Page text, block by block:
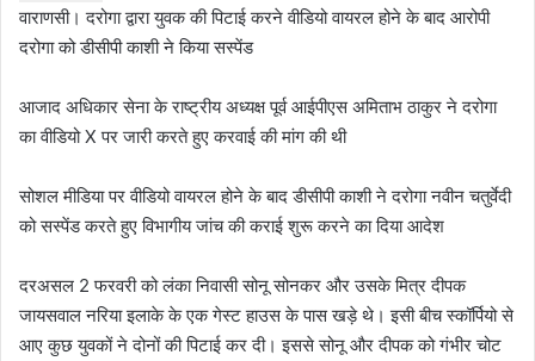
वाराणसी। दरोगा द्वारा युवक की पिटाई करने वीडियो वायरल होने के बाद आरोपी
दरोगा को डीसीपी काशी ने किया सस्पेंड
आजाद अधिकार सेना के राष्ट्रीय अध्यक्ष पूर्व आईपीएस अमिताभ ठाकुर ने दरोगा
का वीडियो X पर जारी करते हुए करवाई की मांग की थी
सोशल मीडिया पर वीडियो वायरल होने के बाद डीसीपी काशी ने दरोगा नवीन चतुर्वेदी
को सस्पेंड करते हुए विभागीय जांच की कराई शुरू करने का दिया आदेश
दरअसल 2 फरवरी को लंका निवासी सोनू सोनकर और उसके मित्र दीपक
जायसवाल नरिया इलाके के एक गेस्ट हाउस के पास खड़े थे। इसी बीच स्कॉर्पियो से
आए कुछ युवकों ने दोनों की पिटाई कर दी। इससे सोनू और दीपक को गंभीर चोट